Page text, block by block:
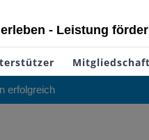
- Leistung
Mitgliedschaft
erfolgreich